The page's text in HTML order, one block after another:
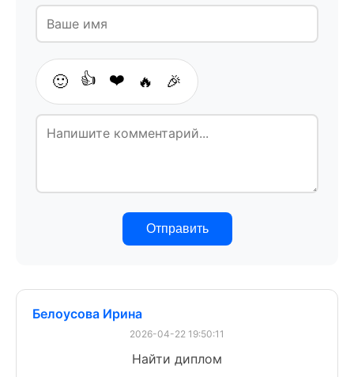
🙂 👍 ❤️ 🔥 🎉
Отправить
Белоусова Ирина
2026-04-22 19:50:11
Найти диплом